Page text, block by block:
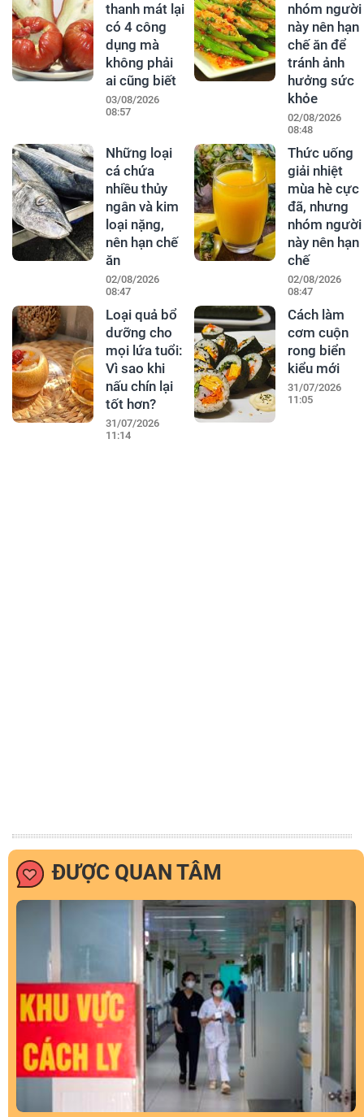
thanh mát lại
có 4 công
dụng mà
không phải
ai cũng biết
03/08/2026
08:57
nhóm người
này nên hạn
chế ăn để
tránh ảnh
hưởng sức
khỏe
02/08/2026
08:48
Những loại
cá chứa
nhiều thủy
ngân và kim
loại nặng,
nên hạn chế
ăn
02/08/2026
08:47
Thức uống
giải nhiệt
mùa hè cực
đã, nhưng
nhóm người
này nên hạn
chế
02/08/2026
08:47
Loại quả bổ
dưỡng cho
mọi lứa tuổi:
Vì sao khi
nấu chín lại
tốt hơn?
31/07/2026
11:14
Cách làm
cơm cuộn
rong biển
kiểu mới
31/07/2026
11:05
ĐƯỢC QUAN TÂM